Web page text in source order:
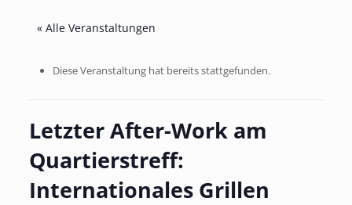
« Alle Veranstaltungen
Diese Veranstaltung hat bereits stattgefunden.
Letzter After-Work am
Quartierstreff:
Internationales Grillen